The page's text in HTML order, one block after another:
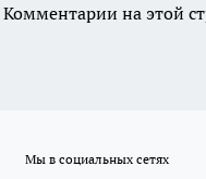
Комментарии на этой
Мы в социальных сетях